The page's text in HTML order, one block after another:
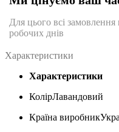
Для цього всі
робочих днів
Характеристики
Характеристики
КолірЛавандовий
Країна виробник